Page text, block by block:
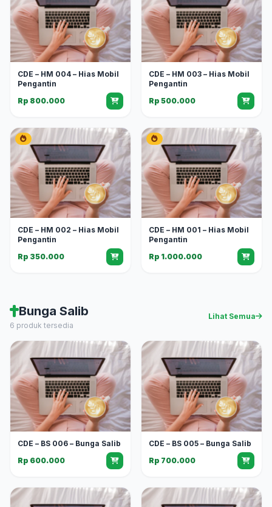
CDE – HM 004 – Hias Mobil
Pengantin
Rp 800.000
CDE – HM 003 – Hias Mobil
Pengantin
Rp 500.000
CDE – HM 002 – Hias Mobil
Pengantin
Rp 350.000
CDE – HM 001 – Hias Mobil
Pengantin
Rp 1.000.000
Bunga Salib
6 produk tersedia
Lihat Semua
CDE – BS 006 – Bunga Salib
Rp 600.000
CDE – BS 005 – Bunga Salib
Rp 700.000